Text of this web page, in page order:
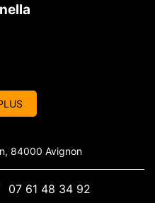
84000 Avignon
07 61 48 34 92